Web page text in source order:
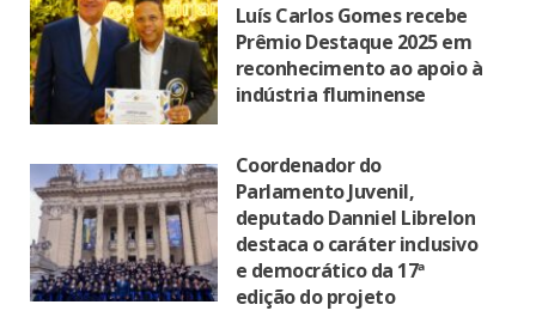
Luís Carlos Gomes recebe
Prêmio Destaque 2025 em
reconhecimento ao apoio à
indústria fluminense
Coordenador do
Parlamento Juvenil,
deputado Danniel Librelon
destaca o caráter inclusivo
e democrático da 17ª
edição do projeto